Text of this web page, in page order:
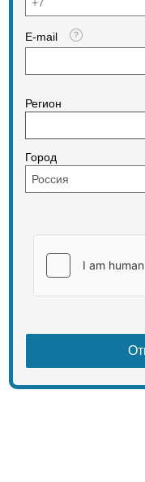
Вес
1.
2.
E-mail
Регион
Город